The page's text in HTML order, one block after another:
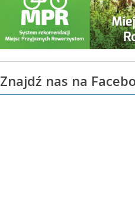
Znajdź nas na